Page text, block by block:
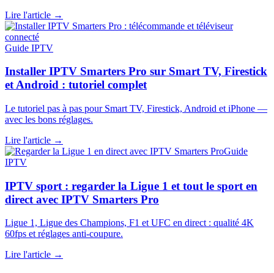
Lire l'article →
Guide IPTV
Installer IPTV Smarters Pro sur Smart TV, Firestick
et Android : tutoriel complet
Le tutoriel pas à pas pour Smart TV, Firestick, Android et iPhone —
avec les bons réglages.
Lire l'article →
Guide
IPTV
IPTV sport : regarder la Ligue 1 et tout le sport en
direct avec IPTV Smarters Pro
Ligue 1, Ligue des Champions, F1 et UFC en direct : qualité 4K
60fps et réglages anti-coupure.
Lire l'article →